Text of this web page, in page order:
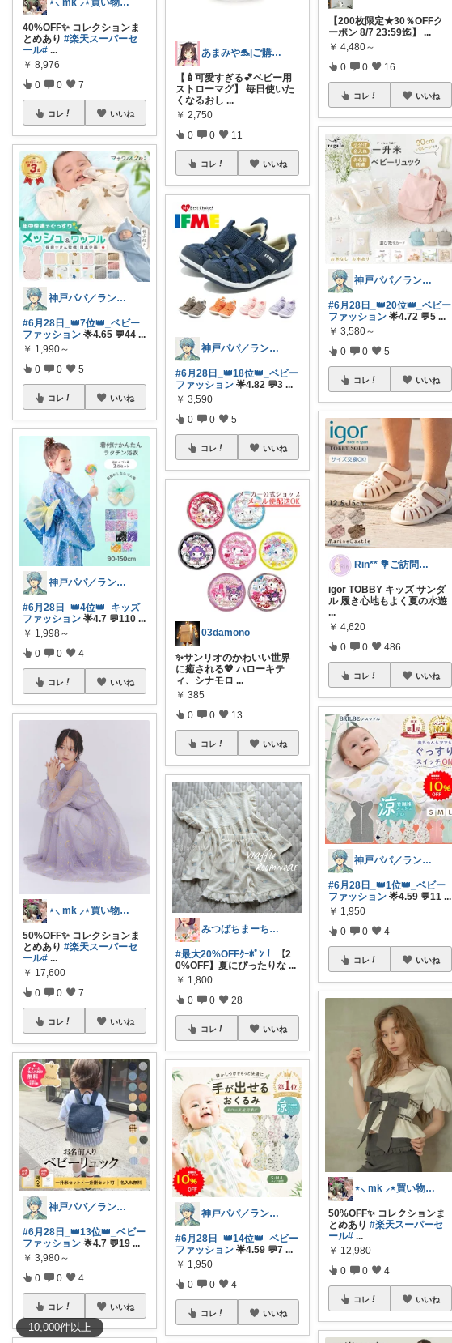
10,000件以上
⋆⸜ mk ⸝⋆買い物は楽天で
40%OFF✨ コレクションま
とめあり #楽天スーパーセ
ール# ...
￥ 8,976
0 0 7
コレ いいね
神戸パパ／ランキング＆レビュー毎日掲載
#6月28日_👑7位👑_ベビー
ファッション 🌟4.65 💬44 ...
￥ 1,990～
0 0 5
コレ いいね
神戸パパ／ランキング＆レビュー毎日掲載
#6月28日_👑4位👑_キッズ
ファッション 🌟4.7 💬110 ...
￥ 1,998～
0 0 4
コレ いいね
⋆⸜ mk ⸝⋆買い物は楽天で
50%OFF✨ コレクションま
とめあり #楽天スーパーセ
ール# ...
￥ 17,600
0 0 7
コレ いいね
神戸パパ／ランキング＆レビュー毎日掲載
#6月28日_👑13位👑_ベビー
ファッション 🌟4.7 💬19 ...
￥ 3,980～
0 0 4
コレ いいね
あまみや🐬|ご購入感謝です👏🏻❤️
【🍼可愛すぎる💕ベビー用
ストローマグ】 毎日使いた
くなるおし ...
￥ 2,750
0 0 11
コレ いいね
神戸パパ／ランキング＆レビュー毎日掲載
#6月28日_👑18位👑_ベビー
ファッション 🌟4.82 💬3 ...
￥ 3,590
0 0 5
コレ いいね
03damono
✨サンリオのかわいい世界
に癒される💖 ハローキテ
ィ、シナモロ ...
￥ 385
0 0 13
コレ いいね
みつばちまーちᵀᴴᴬᴺᴷ ᵞᴼᵁ ◡̈*
#最大20%OFFｸｰﾎﾟﾝ！
【2
0%OFF】夏にぴったりな ...
￥ 1,800
0 0 28
コレ いいね
神戸パパ／ランキング＆レビュー毎日掲載
#6月28日_👑14位👑_ベビー
ファッション 🌟4.59 💬7 ...
￥ 1,950
0 0 4
コレ いいね
【200枚限定★30％OFFク
ーポン 8/7 23:59迄】...
￥ 4,480～
0 0 16
コレ いいね
神戸パパ／ランキング＆レビュー毎日掲載
#6月28日_👑20位👑_ベビー
ファッション 🌟4.72 💬5 ...
￥ 3,580～
0 0 5
コレ いいね
Rin** 💐ご訪問感謝です💐
igor TOBBY キッズ サンダ
ル 履き心地もよく夏の水遊
...
￥ 4,620
0 0 486
コレ いいね
神戸パパ／ランキング＆レビュー毎日掲載
#6月28日_👑1位👑_ベビー
ファッション 🌟4.59 💬11 ...
￥ 1,950
0 0 4
コレ いいね
⋆⸜ mk ⸝⋆買い物は楽天で
50%OFF✨ コレクションま
とめあり#楽天スーパーセ
ール# ...
￥ 12,980
0 0 4
コレ いいね